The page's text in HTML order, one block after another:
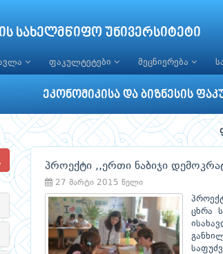
სახელმწიფო უნივერსიტეტი
ფაკულტეტები მეცნიერება
ეკონომიკისა და ბიზნესის
პროექტი ,,ერთი ნაბიჯი
27 მარტი 2015 წელი
ცხრა